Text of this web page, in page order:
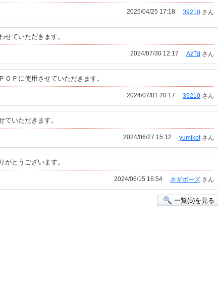
39210 さん
2025/04/25 17:18
せていただきます。
AzTd さん
2024/07/30 12:17
Ｐに使用させていただきます。
39210 さん
2024/07/01 20:17
ていただきます。
yumikotさん
2024/06/27 15:12
がとうございます。
ネギボーズ さん
2024/06/15 16:54
一覧(5)を見る